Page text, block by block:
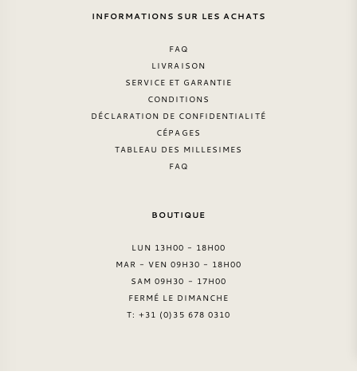
INFORMATIONS SUR LES ACHATS
FAQ
LIVRAISON
SERVICE ET GARANTIE
CONDITIONS
DÉCLARATION DE CONFIDENTIALITÉ
CÉPAGES
TABLEAU DES MILLESIMES
FAQ
BOUTIQUE
LUN 13H00 - 18H00
MAR - VEN 09H30 - 18H00
SAM 09H30 - 17H00
FERMÉ LE DIMANCHE
T: +31 (0)35 678 0310